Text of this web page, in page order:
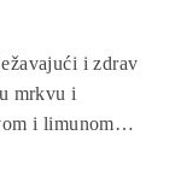
i zdrav
mrkvu i
i limunom